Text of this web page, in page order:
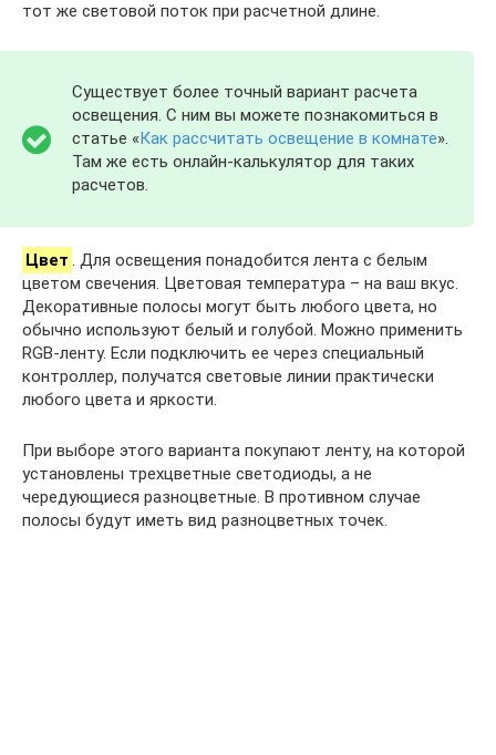
тот же световой поток при расчетной длине.
Существует более точный вариант расчета
освещения. С ним вы можете познакомиться в
статье «Как рассчитать освещение в комнате».
Там же есть онлайн-калькулятор для таких
расчетов.
Цвет . Для освещения понадобится лента с белым
цветом свечения. Цветовая температура – на ваш вкус.
Декоративные полосы могут быть любого цвета, но
обычно используют белый и голубой. Можно применить
RGB-ленту. Если подключить ее через специальный
контроллер, получатся световые линии практически
любого цвета и яркости.
При выборе этого варианта покупают ленту, на которой
установлены трехцветные светодиоды, а не
чередующиеся разноцветные. В противном случае
полосы будут иметь вид разноцветных точек.